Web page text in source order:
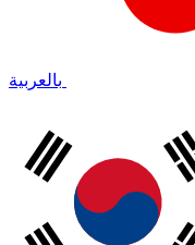
بالعربية